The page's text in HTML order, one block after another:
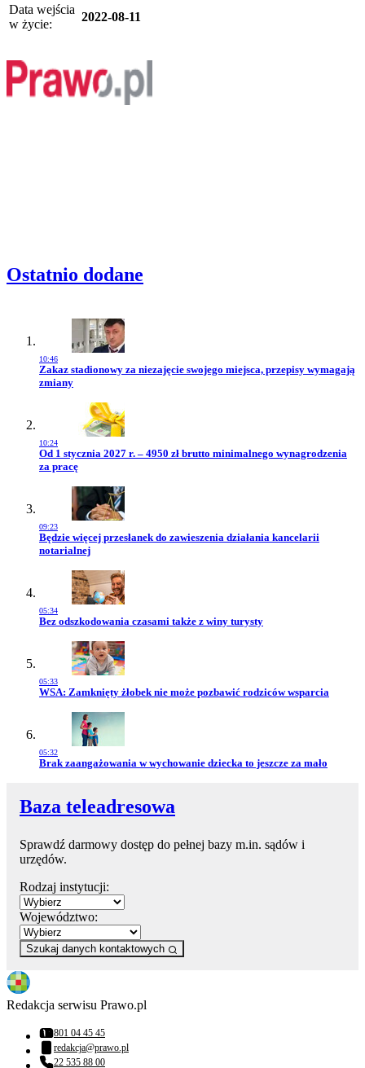
Data wejścia
w życie:
2022-08-11
Ostatnio dodane
10:46
Przejdź do artykułu:
Zakaz stadionowy za niezajęcie swojego miejsca, przepisy wymagają
zmiany
10:24
Przejdź do artykułu:
Od 1 stycznia 2027 r. – 4950 zł brutto minimalnego wynagrodzenia
za pracę
09:23
Przejdź do artykułu:
Będzie więcej przesłanek do zawieszenia działania kancelarii
notarialnej
05:34
Przejdź do artykułu:
Bez odszkodowania czasami także z winy turysty
05:33
Przejdź do artykułu:
WSA: Zamknięty żłobek nie może pozbawić rodziców wsparcia
05:32
Przejdź do artykułu:
Brak zaangażowania w wychowanie dziecka to jeszcze za mało
Baza teleadresowa
Sprawdź darmowy dostęp do pełnej bazy m.in. sądów i
urzędów.
Rodzaj instytucji:
Województwo:
Szukaj danych kontaktowych
Redakcja serwisu Prawo.pl
Numer telefonu:
801 04 45 45
Adres email:
redakcja@prawo.pl
22 535 88 00